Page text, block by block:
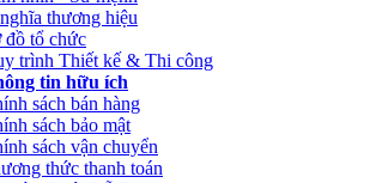
thương hiệu
đồ tổ chức
trình Thiết kế & Thi công
tin hữu ích
sách bán hàng
sách bảo mật
sách vận chuyển
thức thanh toán